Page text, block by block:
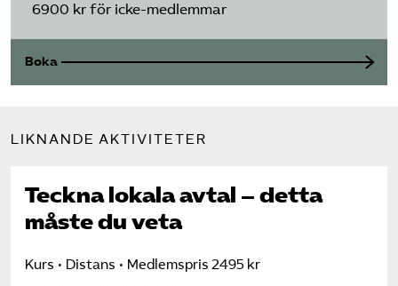
6900 kr för icke-medlemmar
Boka
LIKNANDE AKTIVITETER
Teckna lokala avtal – detta
måste du veta
Kurs Distans
Medlemspris 2495 kr